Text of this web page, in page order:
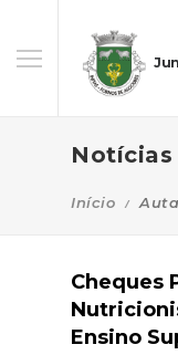
Notícias
Início
Cheques
Ensino